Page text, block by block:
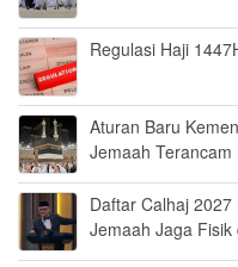
Regulasi Haji
Aturan Baru
Jemaah Terancam
Daftar Calhaj
Jemaah Jaga Fisik